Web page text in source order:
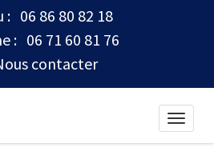
: 06 86 80 82 18
: 06 71 60 81 76
contacter
Toggle